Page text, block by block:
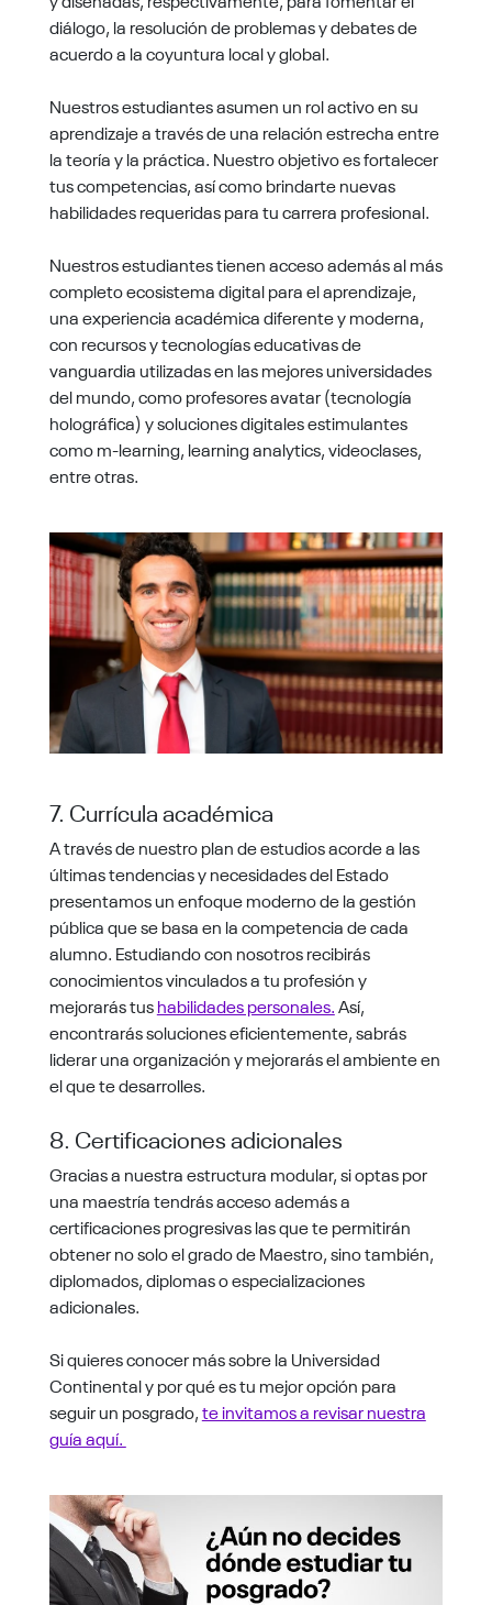
diálogo, la resolución de problemas y debates de
acuerdo a la coyuntura local y global.
Nuestros estudiantes asumen un rol activo en su
aprendizaje a través de una relación estrecha entre
la teoría y la práctica. Nuestro objetivo es fortalecer
tus competencias, así como brindarte nuevas
habilidades requeridas para tu carrera profesional.
Nuestros estudiantes tienen acceso además al más
completo ecosistema digital para el aprendizaje,
una experiencia académica diferente y moderna,
con recursos y tecnologías educativas de
vanguardia utilizadas en las mejores universidades
del mundo, como profesoresavatar (tecnología
holográfica) y soluciones digitales estimulantes
como m-learning, learning analytics, videoclases,
entreotras.
7. Currícula académica
A través de nuestro plan de estudios acorde a las
últimas tendencias y necesidades del Estado
presentamos un enfoque moderno de la gestión
pública que se basa en la competencia de cada
alumno. Estudiando con nosotros recibirás
conocimientos vinculados a tu profesión y
mejorarás tushabilidades personales.Así,
encontrarás soluciones eficientemente, sabrás
liderar una organización y mejorarás el ambiente en
el que te desarrolles.
8. Certificaciones adicionales
Gracias a nuestra estructura modular, si optas por
una maestría tendrás acceso además a
certificaciones progresivas las que te permitirán
obtener no solo el grado de Maestro, sino también,
diplomados, diplomas o especializaciones
adicionales.
Si quieres conocer más sobre la Universidad
Continental y por qué es tu mejor opción para
seguir un posgrado,te invitamos a revisar nuestra
guía aquí.